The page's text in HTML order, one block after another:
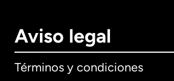
Aviso legal
Términos y condiciones